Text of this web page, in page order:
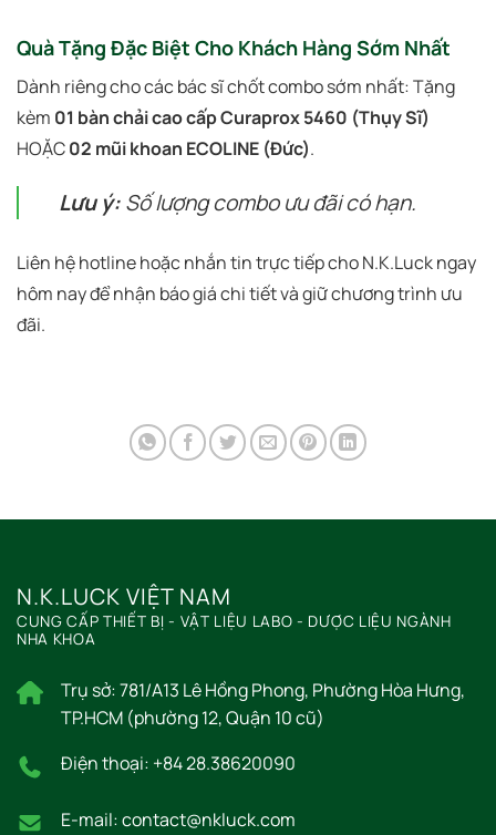
Quà Tặng Đặc Biệt Cho Khách Hàng Sớm Nhất
Dành riêng cho các bác sĩ chốt combo sớm nhất: Tặng
kèm 01 bàn chải cao cấp Curaprox 5460 (Thụy Sĩ)
HOẶC02 mũi khoan ECOLINE (Đức).
Lưu ý:Số lượng combo ưu đãi có hạn.
Liên hệ hotline hoặc nhắn tin trực tiếp cho N.K.Luck ngay
hôm nay để nhận báo giá chi tiết và giữ chương trình ưu
đãi.
N.K.LUCK VIỆT NAM
CUNG CẤP THIẾT BỊ - VẬT LIỆU LABO - DƯỢC LIỆU NGÀNH
NHA KHOA
Trụ sở: 781/A13 Lê Hồng Phong, Phường Hòa Hưng,
TP.HCM (phường 12, Quận 10 cũ)
Điện thoại: +84 28.38620090
E-mail: contact@nkluck.com